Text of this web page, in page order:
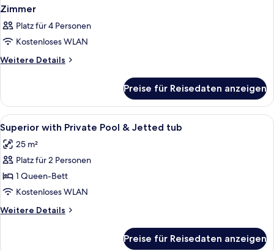
Zimmer
Platz für 4 Personen
Kostenloses WLAN
Weitere Details
Weitere
Preise für Reisedaten anzeigen
Alle
Fotos
für
Superior
with
Private
Pool
&
tub
Ein Hotelzimmer mit Bett, Schrank,
4
Superior with Private Pool & Jetted tub
25 m²
Platz für 2 Personen
1 Queen-Bett
Kostenloses WLAN
Weitere Details
Weitere
Preise für Reisedaten anzeigen